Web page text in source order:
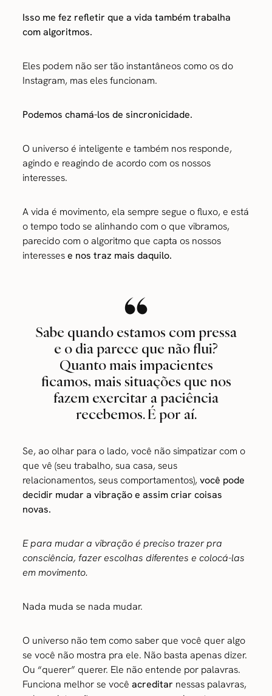
Isso me fez refletir que a vida também trabalha
com algoritmos.
Eles podem não ser tão instantâneos como os do
Instagram, mas eles funcionam.
Podemos chamá-los de sincronicidade.
O universo é inteligente e também nos responde,
agindo e reagindo de acordo com os nossos
interesses.
A vida é movimento, ela sempre segue o fluxo, e está
o tempo todo se alinhando com o que vibramos,
parecido com o algoritmo que capta os nossos
interessese nos traz mais daquilo.
Sabe quando estamos com pressa
e o dia parece que não flui?
Quanto mais impacientes
ficamos, mais situações que nos
fazem exercitar a paciência
recebemos. É por aí.
Se, ao olhar para o lado, você não simpatizar com o
que vê (seu trabalho, sua casa, seus
relacionamentos, seus comportamentos),você pode
decidir mudar a vibração e assim criar coisas
novas.
E para mudar a vibração é preciso trazer pra
consciência, fazer escolhas diferentes e colocá-las
em movimento.
Nada muda se nada mudar.
O universo não tem como saber que você quer algo
se você não mostra pra ele. Não basta apenas dizer.
Ou “querer” querer. Ele não entende por palavras.
Funciona melhor se vocêacreditar nessas palavras,